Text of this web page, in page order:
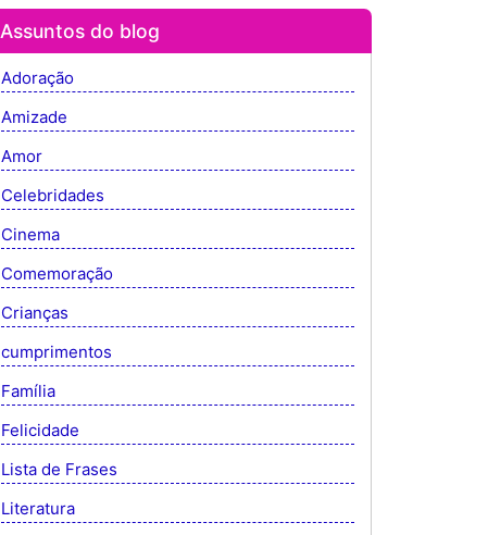
Assuntos do blog
Adoração
Amizade
Amor
Celebridades
Cinema
Comemoração
Crianças
cumprimentos
Família
Felicidade
Lista de Frases
Literatura